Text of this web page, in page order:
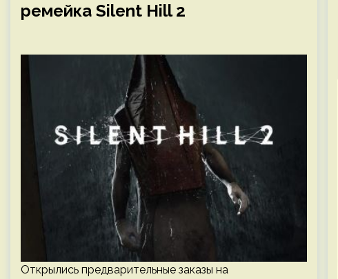
ремейка Silent Hill 2
Открылись предварительные заказы на